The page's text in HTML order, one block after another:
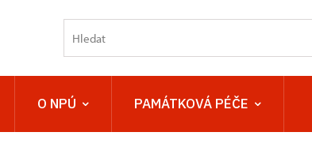
O NPÚ PAMÁTKOVÁ PÉČE